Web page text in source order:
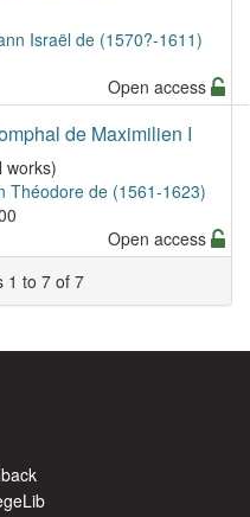
Israël de (1570?-1611)
Open access
de Maximilien I
works)
Théodore de (1561-1623)
Open access
1 to 7 of 7